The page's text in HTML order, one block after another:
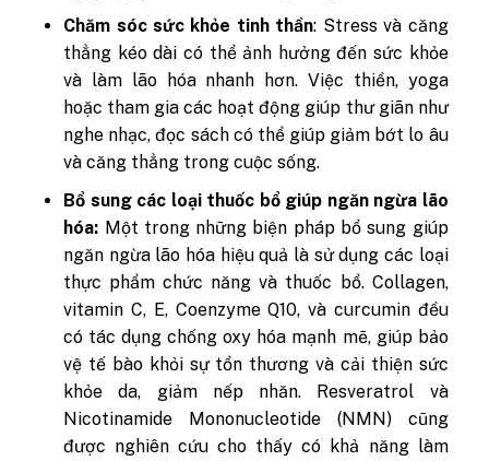
Chăm sóc sức khỏe tinh thần: Stress và căng
thẳng kéo dài có thể ảnh hưởng đến sức khỏe
và làm lão hóa nhanh hơn. Việc thiền, yoga
hoặc tham gia các hoạt động giúp thư giãn như
nghe nhạc, đọc sách có thể giúp giảm bớt lo âu
và căng thẳng trong cuộc sống.
Bổ sung các loại thuốc bổ giúp ngăn ngừa lão
hóa: Một trong những biện pháp bổ sung giúp
ngăn ngừa lão hóa hiệu quả là sử dụng các loại
thực phẩm chức năng và thuốc bổ. Collagen,
vitamin C, E, Coenzyme Q10, và curcumin đều
có tác dụng chống oxy hóa mạnh mẽ, giúp bảo
vệ tế bào khỏi sự tổn thương và cải thiện sức
khỏe da, giảm nếp nhăn. Resveratrol và
Nicotinamide Mononucleotide (NMN) cũng
được nghiên cứu cho thấy có khả năng làm